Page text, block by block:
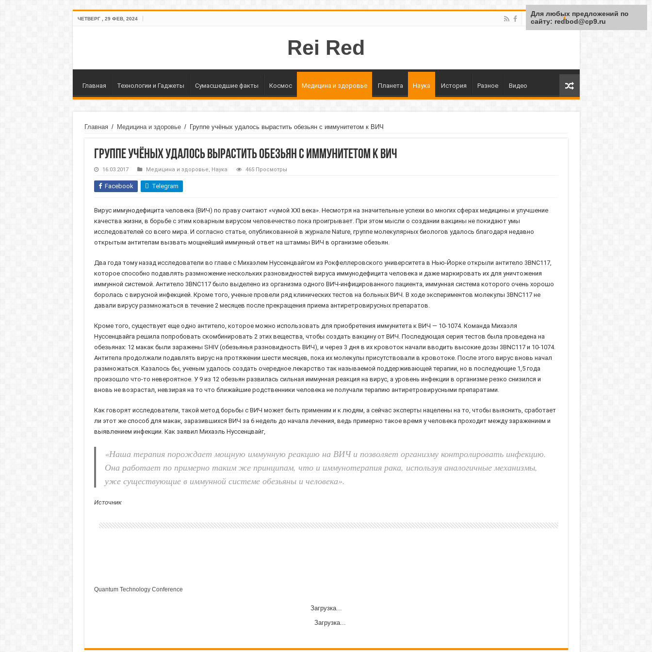
ЧЕТВЕРГ , 29 ФЕВ, 2024
Rei Red
Главная Технологии и Гаджеты Сумасшедшие факты Космос Медицина и здоровье Планета Наука История Разное Видео
Главная / Медицина и здоровье / Группе учёных удалось вырастить обезьян с иммунитетом к ВИЧ
Группе учёных удалось вырастить обезьян с иммунитетом к ВИЧ
16.03.2017 Медицина и здоровье, Наука 465 Просмотры
Facebook Telegram
Вирус иммунодефицита человека (ВИЧ) по праву считают «чумой XXI века». Несмотря на значительные успехи во многих сферах медицины и улучшение
качества жизни, в борьбе с этим коварным вирусом человечество пока проигрывает. При этом мысли о создании вакцины не покидают умы
исследователей со всего мира. И согласно статье, опубликованной в журнале Nature, группе молекулярных биологов удалось благодаря недавно
открытым антителам вызвать мощнейший иммунный ответ на штаммы ВИЧ в организме обезьян.
Два года тому назад исследователи во главе с Михаэлем Нуссенцвайгом из Рокфеллеровского университета в Нью-Йорке открыли антитело 3BNC117,
которое способно подавлять размножение нескольких разновидностей вируса иммунодефицита человека и даже маркировать их для уничтожения
иммунной системой. Антитело 3BNC117 было выделено из организма одного ВИЧ-инфицированного пациента, иммунная система которого очень хорошо
боролась с вирусной инфекцией. Кроме того, ученые провели ряд клинических тестов на больных ВИЧ. В ходе экспериментов молекулы 3BNC117 не
давали вирусу размножаться в течение 2 месяцев после прекращения приема антиретровирусных препаратов.
Кроме того, существует еще одно антитело, которое можно использовать для приобретения иммунитета к ВИЧ — 10-1074. Команда Михаэля
Нуссенцвайга решила попробовать скомбинировать 2 этих вещества, чтобы создать вакцину от ВИЧ. Последующая серия тестов была проведена на
обезьянах: 12 макак были заражены SHIV (обезьянья разновидность ВИЧ), и через 3 дня в их кровоток начали вводить высокие дозы 3BNC117 и 10-1074.
Антитела продолжали подавлять вирус на протяжении шести месяцев, пока их молекулы присутствовали в кровотоке. После этого вирус вновь начал
размножаться. Казалось бы, ученым удалось создать очередное лекарство так называемой поддерживающей терапии, но в последующие 1,5 года
произошло что-то невероятное. У 9 из 12 обезьян развилась сильная иммунная реакция на вирус, а уровень инфекции в организме резко снизился и
вновь не возрастал, невзирая на то что ближайшие родственники человека не получали терапию антиретровирусными препаратами.
Как говорят исследователи, такой метод борьбы с ВИЧ может быть применим и к людям, а сейчас эксперты нацелены на то, чтобы выяснить, сработает
ли этот же способ для макак, заразившихся ВИЧ за 6 недель до начала лечения, ведь примерно такое время у человека проходит между заражением и
выявлением инфекции. Как заявил Михаэль Нуссенцвайг,
«Наша терапия порождает мощную иммунную реакцию на ВИЧ и позволяет организму контролировать инфекцию.
Она работает по примерно таким же принципам, что и иммунотерапия рака, используя аналогичные механизмы,
уже существующие в иммунной системе обезьяны и человека».
Источник
Quantum Technology Conference
Загрузка...
Загрузка...
Для любых предложений по
сайту: redbod@cp9.ru